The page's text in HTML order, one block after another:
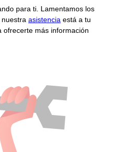
para ti. Lamentamos los
asistencia está a tu
ofrecerte más información